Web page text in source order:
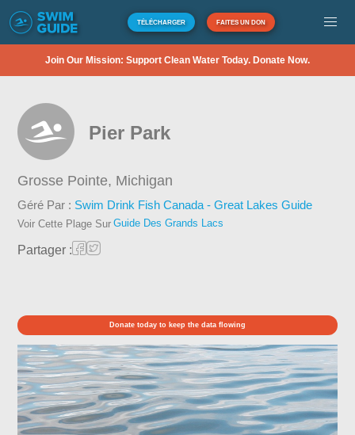
TÉLÉCHARGER FAITES UN DON
Join Our Mission: Support Clean Water Today. Donate Now.
Pier Park
Grosse Pointe, Michigan
Géré Par : Swim Drink Fish Canada - Great Lakes Guide
Voir Cette Plage Sur Guide Des Grands Lacs
Partager :
Donate today to keep the data flowing